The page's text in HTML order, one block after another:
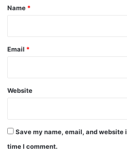
*
Name *
Email *
Website
Save my name, email, and website
time I comment.